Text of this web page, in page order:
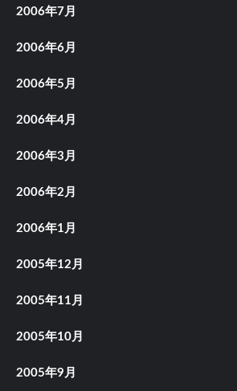
2006年7月
2006年6月
2006年5月
2006年4月
2006年3月
2006年2月
2006年1月
2005年12月
2005年11月
2005年10月
2005年9月